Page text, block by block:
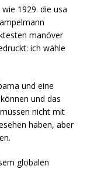
1929. die usa
manöver
ich wähle
und eine
und das
nicht mit
haben, aber
globalen